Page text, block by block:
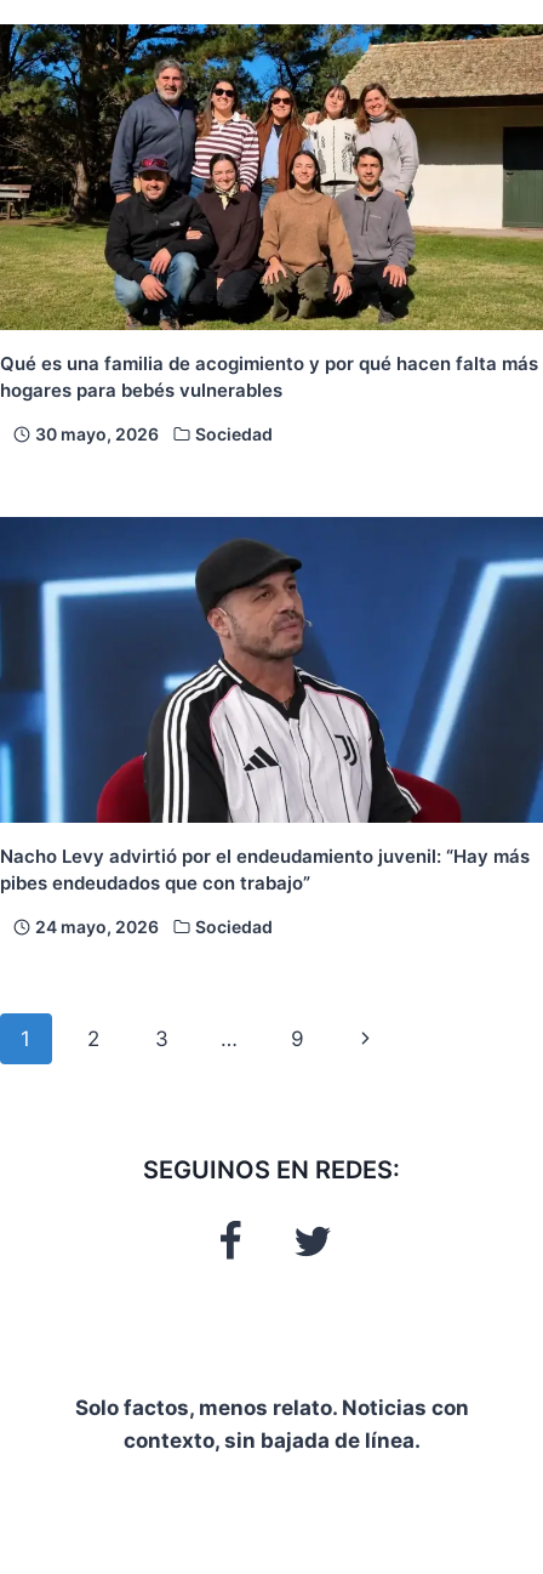
Qué es una familia de acogimiento y por qué hacen falta más
hogares para bebés vulnerables
30 mayo, 2026 Sociedad
Nacho Levy advirtió por el endeudamiento juvenil: “Hay más
pibes endeudados que con trabajo”
24 mayo, 2026 Sociedad
Navegación
1 2 3 … 9
Siguiente
SEGUINOS EN REDES:
Solo factos, menos relato. Noticias con
contexto, sin bajada de línea.